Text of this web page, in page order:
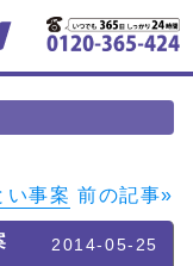
い事案 前の記事»
2014-05-25